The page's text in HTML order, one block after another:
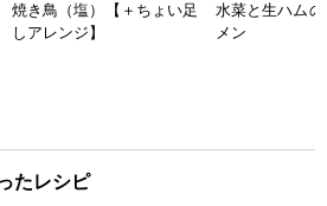
焼き鳥（塩）【＋ちょい足
しアレンジ】
水菜と生ハム
メン
たレシピ